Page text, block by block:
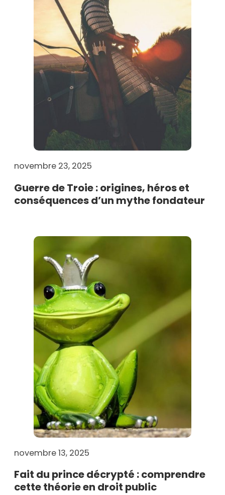
novembre 23, 2025
Guerre de Troie : origines, héros et
conséquences d’un mythe fondateur
novembre 13, 2025
Fait du prince décrypté : comprendre
cette théorie en droit public